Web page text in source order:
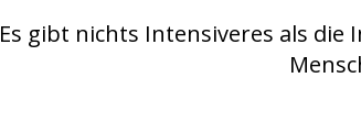
Es gibt nichts Intensiveres als